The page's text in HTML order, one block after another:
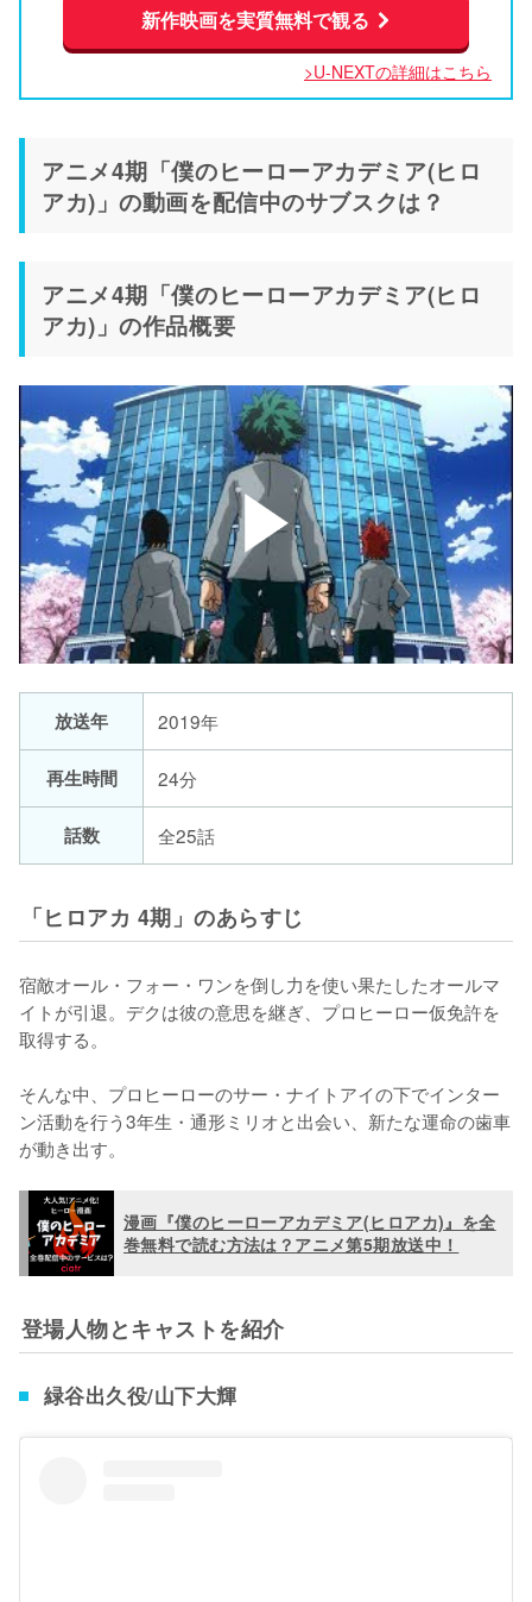
新作映画を実質無料で観る
>U-NEXTの詳細はこちら
アニメ4期「僕のヒーローアカデミア(ヒロ
アカ)」の動画を配信中のサブスクは？
アニメ4期「僕のヒーローアカデミア(ヒロ
アカ)」の作品概要
放送年 2019年
再生時間 24分
話数 全25話
「ヒロアカ 4期」のあらすじ
宿敵オール・フォー・ワンを倒し力を使い果たしたオールマ
イトが引退。デクは彼の意思を継ぎ、プロヒーロー仮免許を
取得する。
そんな中、プロヒーローのサー・ナイトアイの下でインター
ン活動を行う3年生・通形ミリオと出会い、新たな運命の歯車
が動き出す。
漫画『僕のヒーローアカデミア(ヒロアカ)』を全
巻無料で読む方法は？アニメ第5期放送中！
登場人物とキャストを紹介
緑谷出久役/山下大輝